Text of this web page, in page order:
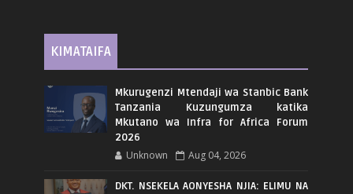
KIMATAIFA
Mkurugenzi Mtendaji wa Stanbic Bank
Tanzania Kuzungumza katika
Mkutano wa Infra for Africa Forum
2026
Unknown Aug 04, 2026
DKT. NSEKELA AONYESHA NJIA: ELIMU NA